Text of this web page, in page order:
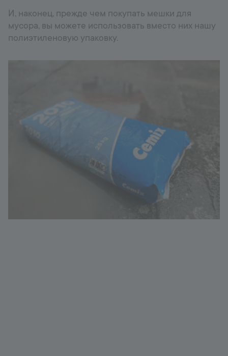
И, наконец, прежде чем покупать мешки для
мусора, вы можете использовать вместо них нашу
полиэтиленовую упаковку.